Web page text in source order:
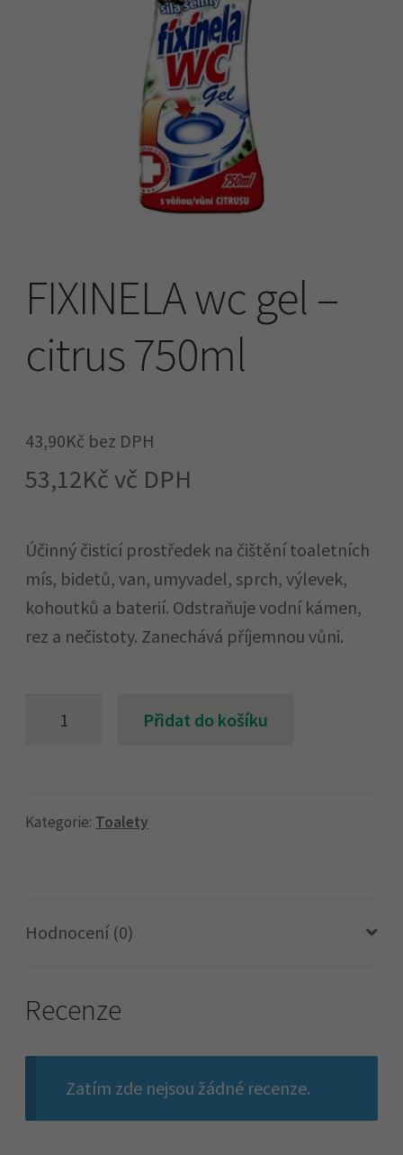
Obchodní podmínky
FIXINELA wc gel –
citrus 750ml
43,90Kč bez DPH
53,12Kčvč DPH
Účinný čisticí prostředek na čištění toaletních
mís, bidetů, van, umyvadel, sprch, výlevek,
kohoutků a baterií. Odstraňuje vodní kámen,
rez a nečistoty. Zanechává příjemnou vůni.
citrus
Přidat do košíku
Kategorie: Toalety
Hodnocení (0)
Recenze
Zatím zde nejsou žádné recenze.